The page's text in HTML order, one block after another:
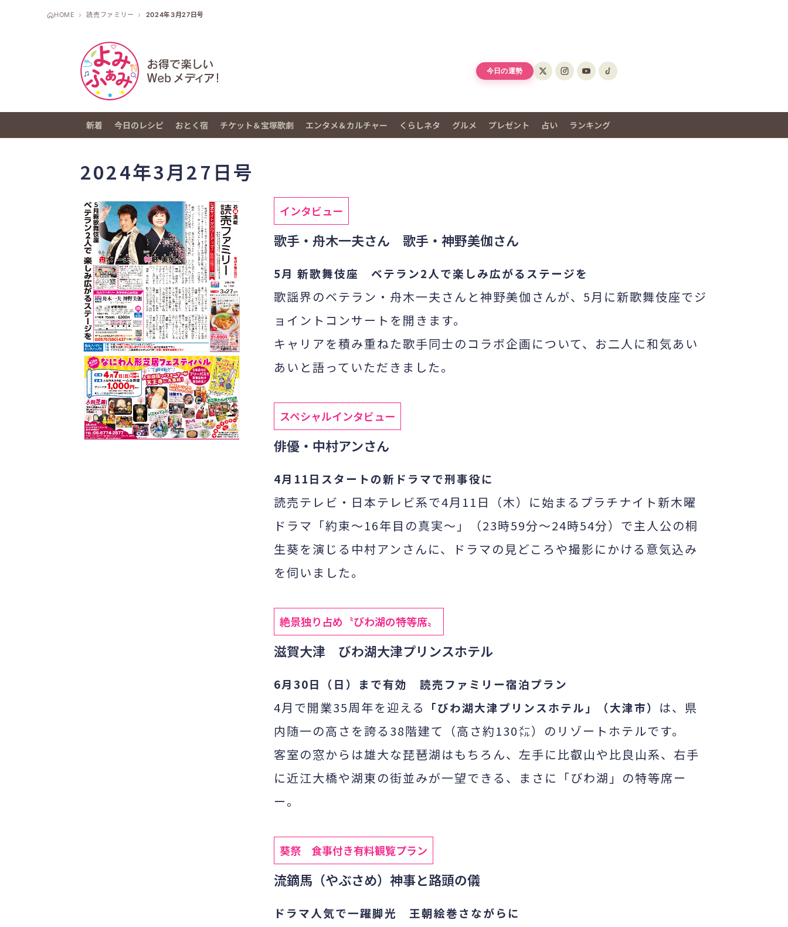
HOME 読売ファミリー 2024年3月27日号
今日の運勢
新着 今日のレシピ おとく宿 チケット＆宝塚歌劇 エンタメ＆カルチャー くらしネタ グルメ プレゼント 占い ランキング
2024年3月27日号
インタビュー
歌手・舟木一夫さん 歌手・神野美伽さん
5月 新歌舞伎座 ベテラン2人で楽しみ広がるステージを
歌謡界のベテラン・舟木一夫さんと神野美伽さんが、 5月に新歌舞伎座でジ
ョイントコンサートを開きます。
キャリアを積み重ねた歌手同士のコラボ企画について、お二人に和気あい
あいと語っていただきました。
スペシャルインタビュー
俳優・中村アンさん
4月 11日スタートの新ドラマで刑事役に
読売テレビ・日本テレビ系で4月 11 日（木）に始まるプラチナイト新木曜
ドラマ「約束～16年目の真実～」（23時59分～24時54分）で主人公の桐
生葵を演じる中村アンさんに、ドラマの見どころや撮影にかける意気込み
を伺いました。
絶景独り占め〝びわ湖の特等席〟
滋賀大津 びわ湖大津プリンスホテル
6月30日（日）まで有効 読売ファミリー宿泊プラン
4月で開業35周年を迎える 「びわ湖大津プリンスホテル」（大津市） は、県
内随一の高さを誇る 38階建て（高さ約130㍍）のリゾートホテルです。
客室の窓からは雄大な琵琶湖はもちろん、左手に比叡山や比良山系、右手
に近江大橋や湖東の街並みが一望できる、まさに「びわ湖」の特等席ー
ー。
葵祭 食事付き有料観覧プラン
流鏑馬（やぶさめ）神事と路頭の儀
ドラマ人気で一躍脚光 王朝絵巻さながらに